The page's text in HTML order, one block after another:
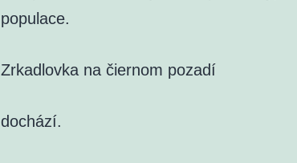
populace.
Zrkadlovka na čiernom pozadí
dochází.